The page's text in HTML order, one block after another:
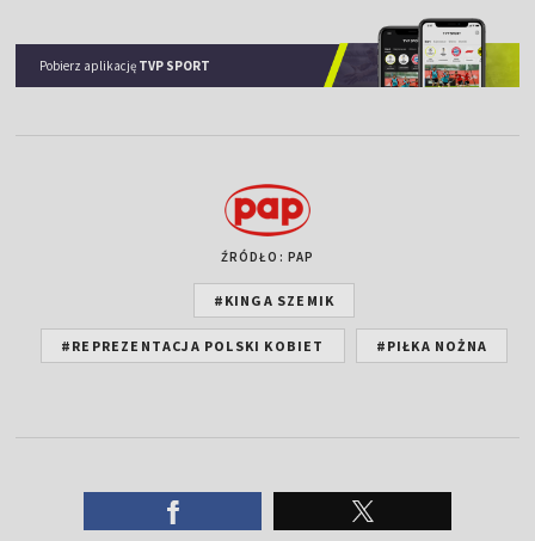
Pobierz aplikację TVP SPORT
ŹRÓDŁO: PAP
#KINGA SZEMIK
#REPREZENTACJA POLSKI KOBIET #PIŁKA NOŻNA